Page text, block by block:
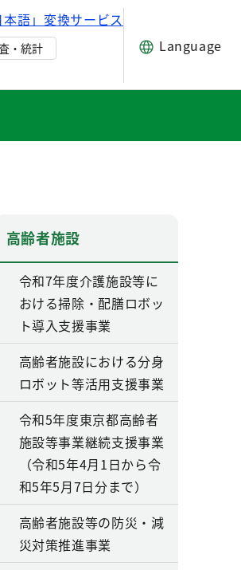
本語」変換サービス
・統計
Language
高齢者施設
令和7年度介護施設等に
おける掃除・配膳ロボッ
ト導入支援事業
高齢者施設における分身
ロボット等活用支援事業
令和5年度東京都高齢者
施設等事業継続支援事業
（令和5年4月1日から令
和5年5月7日分まで）
高齢者施設等の防災・減
災対策推進事業